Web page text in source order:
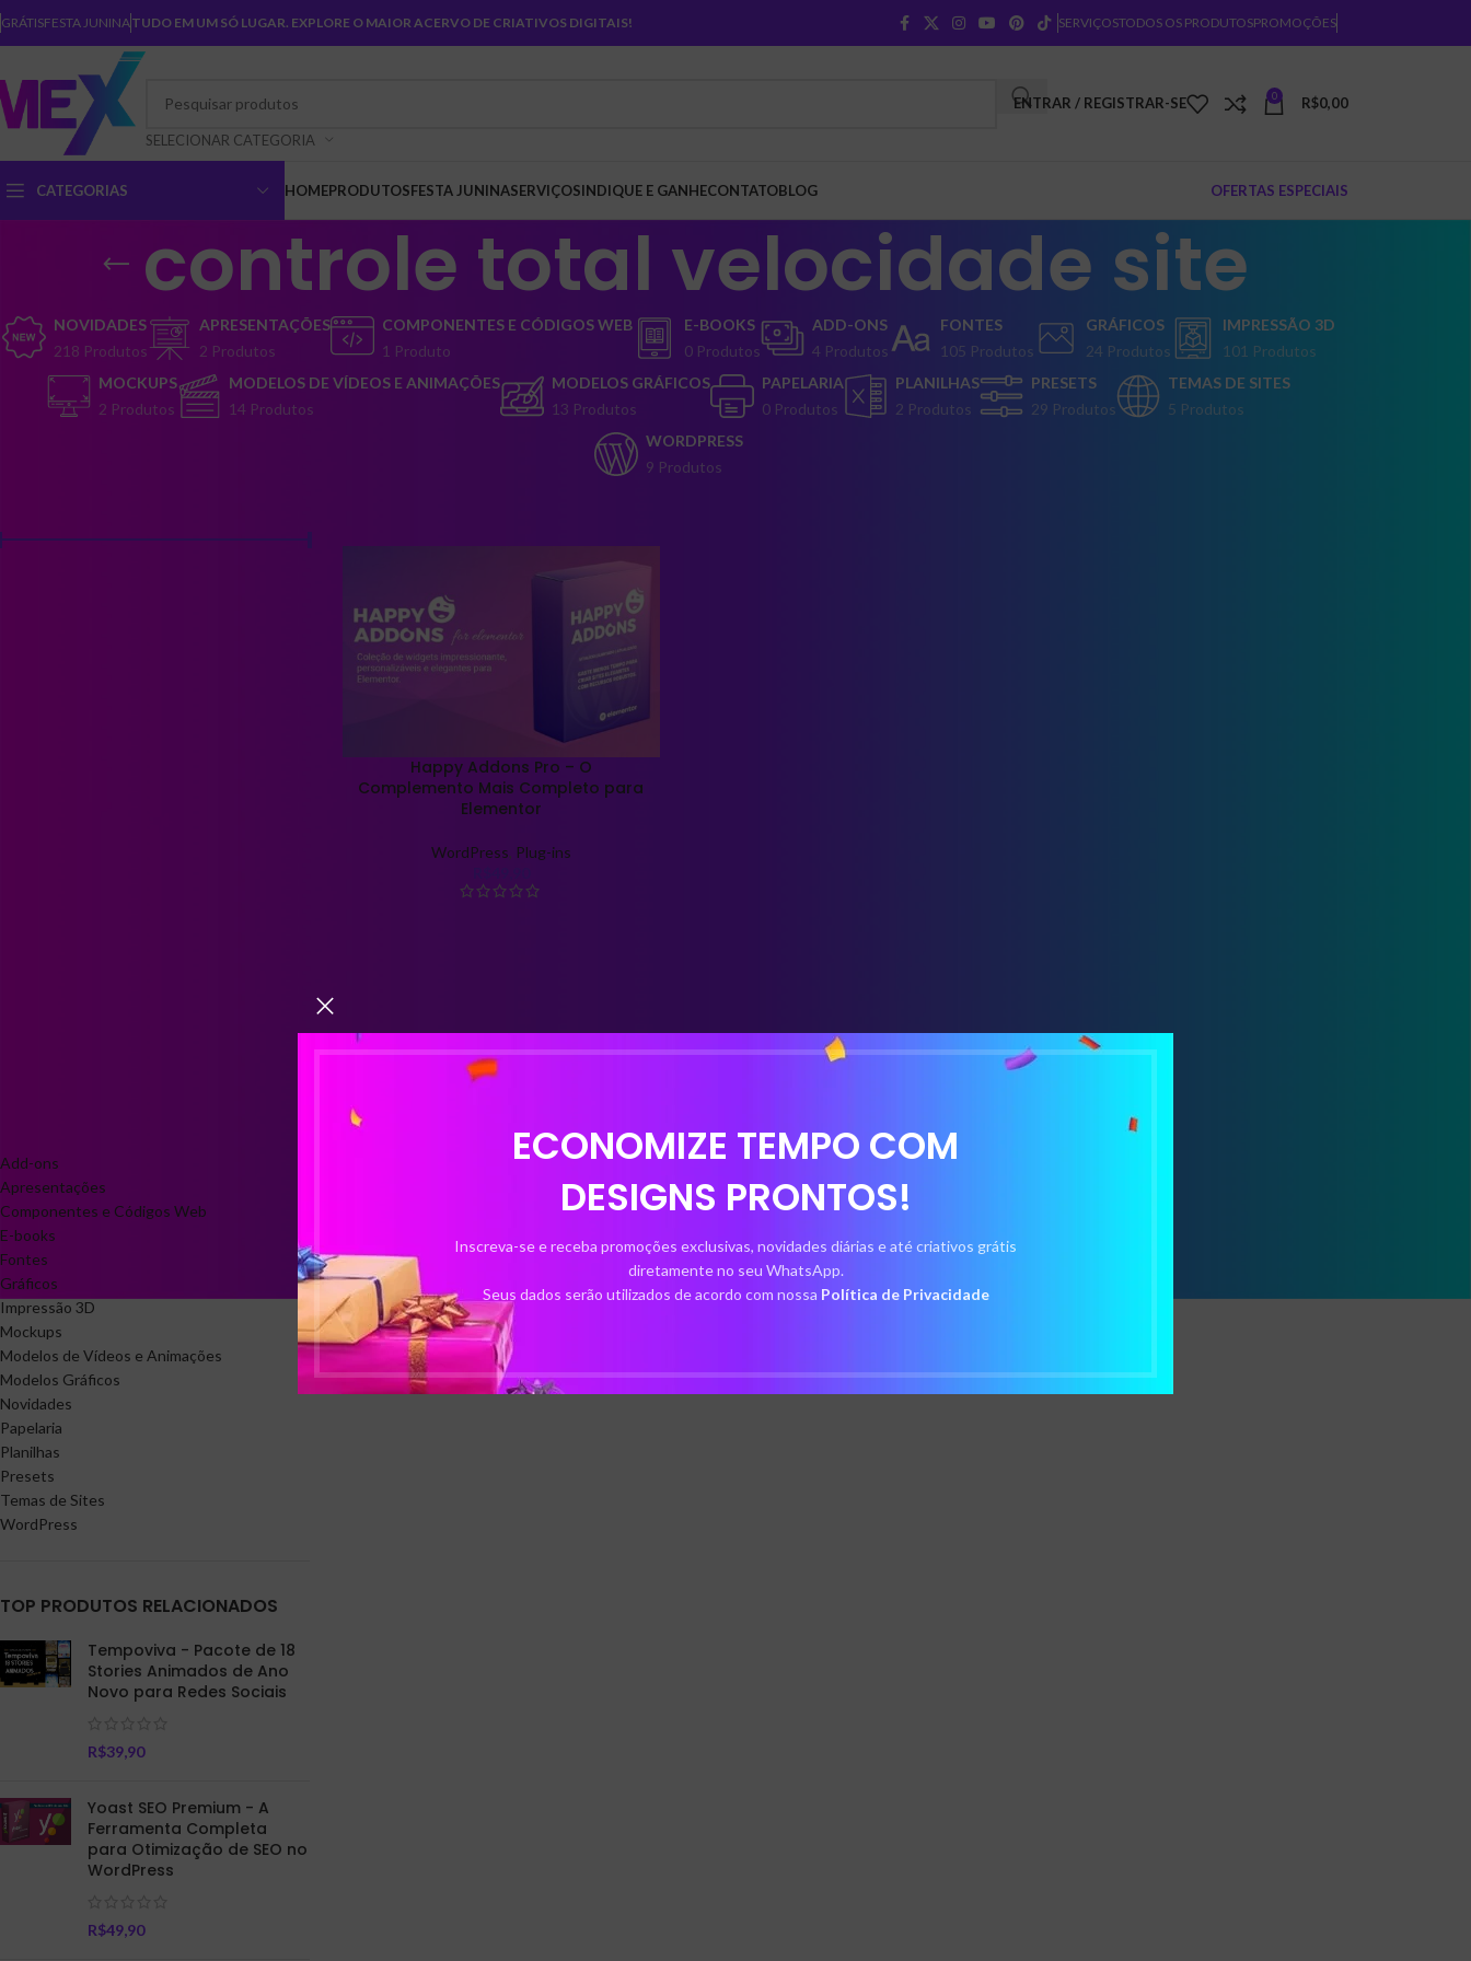
ECONOMIZE TEMPO COM
DESIGNS PRONTOS!
Inscreva-se e receba promoções exclusivas, novidades diárias e até criativos grátis
diretamente no seu WhatsApp.
Seus dados serão utilizados de acordo com nossa Política de Privacidade
GRÁTISFESTA JUNINATUDO EM UM SÓ LUGAR. EXPLORE O MAIOR ACERVO DE CRIATIVOS DIGITAIS! SERVIÇOSTODOS OS PRODUTOSPROMOÇÕES
SELECIONAR CATEGORIA
ENTRAR / REGISTRAR-SE 0 R$0,00
CATEGORIAS HOMEPRODUTOSFESTA JUNINASERVIÇOSINDIQUE E GANHECONTATOBLOG OFERTAS ESPECIAIS
controle total velocidade site
NOVIDADES
218 Produtos
APRESENTAÇÕES
2 Produtos
COMPONENTES E CÓDIGOS WEB
1 Produto
E-BOOKS
0 Produtos
ADD-ONS
4 Produtos
FONTES
105 Produtos
GRÁFICOS
24 Produtos
IMPRESSÃO 3D
101 Produtos
MOCKUPS
2 Produtos
MODELOS DE VÍDEOS E ANIMAÇÕES
14 Produtos
MODELOS GRÁFICOS
13 Produtos
PAPELARIA
0 Produtos
PLANILHAS
2 Produtos
PRESETS
29 Produtos
TEMAS DE SITES
5 Produtos
WORDPRESS
9 Produtos
Add-ons
Apresentações
Componentes e Códigos Web
E-books
Fontes
Gráficos
Impressão 3D
Mockups
Modelos de Vídeos e Animações
Modelos Gráficos
Novidades
Papelaria
Planilhas
Presets
Temas de Sites
WordPress
TOP PRODUTOS RELACIONADOS
Tempoviva - Pacote de 18
Stories Animados de Ano
Novo para Redes Sociais
R$39,90
Yoast SEO Premium - A
Ferramenta Completa
para Otimização de SEO no
WordPress
R$49,90
Happy Addons Pro – O
Complemento Mais Completo para
Elementor
WordPress, Plug-ins